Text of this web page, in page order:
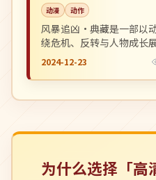
动漫 动作
风暴追凶·典藏是一部以
绕危机、反转与人物成长
推荐观看。
2024-12-23
为什么选择「高